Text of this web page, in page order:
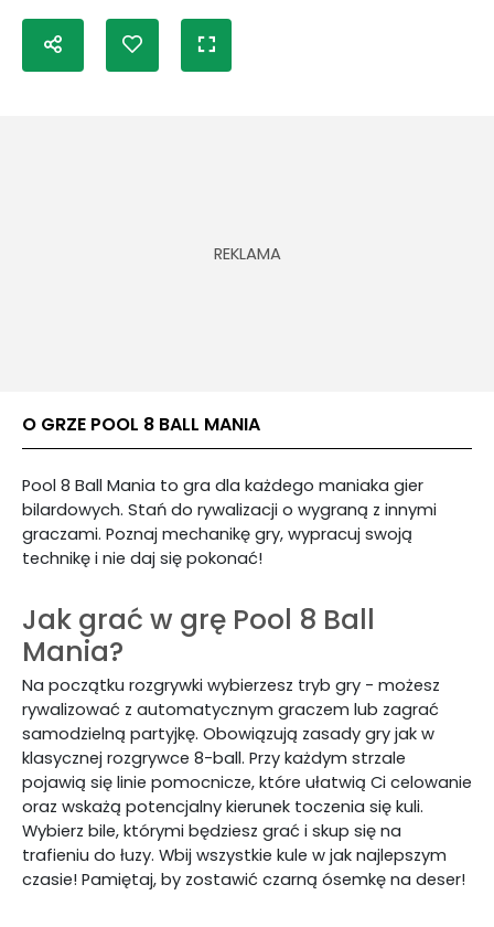
O GRZE POOL 8 BALL MANIA
Pool 8 Ball Mania to gra dla każdego maniaka gier
bilardowych. Stań do rywalizacji o wygraną z innymi
graczami. Poznaj mechanikę gry, wypracuj swoją
technikę i nie daj się pokonać!
Jak grać w grę Pool 8 Ball
Mania?
Na początku rozgrywki wybierzesz tryb gry - możesz
rywalizować z automatycznym graczem lub zagrać
samodzielną partyjkę. Obowiązują zasady gry jak w
klasycznej rozgrywce 8-ball. Przy każdym strzale
pojawią się linie pomocnicze, które ułatwią Ci celowanie
oraz wskażą potencjalny kierunek toczenia się kuli.
Wybierz bile, którymi będziesz grać i skup się na
trafieniu do łuzy. Wbij wszystkie kule w jak najlepszym
czasie! Pamiętaj, by zostawić czarną ósemkę na deser!